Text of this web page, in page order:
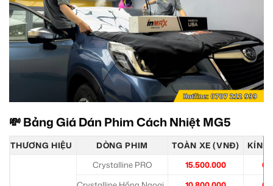
💸 Bảng Giá Dán Phim Cách Nhiệt MG5
THƯƠNG HIỆU DÒNG PHIM TOÀN XE (VNĐ) KÍNH
Crystalline PRO 15.500.000